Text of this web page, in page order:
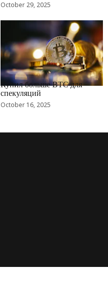
October 29, 2025
RRCNEWS_RU
Купил больше BTC для
спекуляций
October 16, 2025